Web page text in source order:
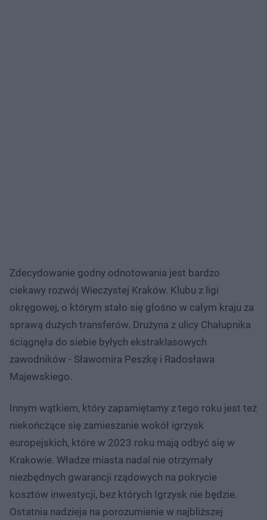
Zdecydowanie godny odnotowania jest bardzo
ciekawy rozwój Wieczystej Kraków. Klubu z ligi
okręgowej, o którym stało się głośno w całym kraju za
sprawą dużych transferów. Drużyna z ulicy Chałupnika
ściągnęła do siebie byłych ekstraklasowych
zawodników - Sławomira Peszkę i Radosława
Majewskiego.
Innym wątkiem, który zapamiętamy z tego roku jest też
niekończące się zamieszanie wokół igrzysk
europejskich, które w 2023 roku mają odbyć się w
Krakowie. Władze miasta nadal nie otrzymały
niezbędnych gwarancji rządowych na pokrycie
kosztów inwestycji, bez których Igrzysk nie będzie.
Ostatnia nadzieja na porozumienie w najbliższej